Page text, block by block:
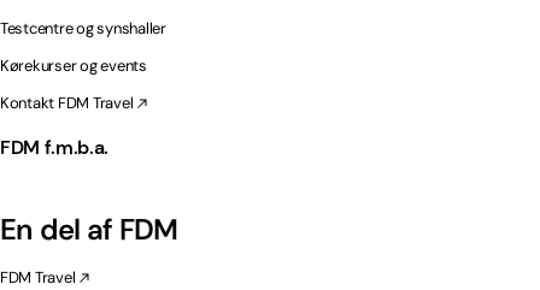
Testcentre og synshaller
Kørekurser og events
Kontakt FDM Travel
FDM f.m.b.a.
En del af FDM
FDM Travel